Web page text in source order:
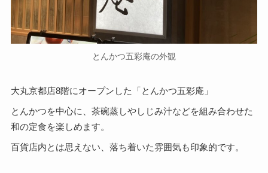
とんかつ五彩庵の外観
大丸京都店8階にオープンした「とんかつ五彩庵」
とんかつを中心に、茶碗蒸しやしじみ汁などを組み合わせた
和の定食を楽しめます。
百貨店内とは思えない、落ち着いた雰囲気も印象的です。